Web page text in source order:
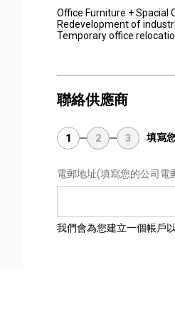
Office Furniture + Spacial
Redevelopment of
Temporary office
聯絡供應商
1 2 3 填寫
電郵地址(填寫您的公司電
我們會為您建立一個帳戶